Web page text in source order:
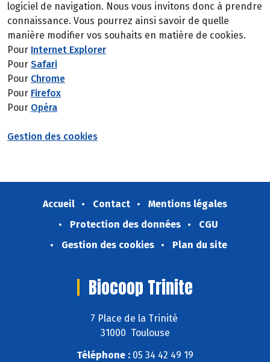
logiciel de navigation. Nous vous invitons donc à prendre
connaissance. Vous pourrez ainsi savoir de quelle
manière modifier vos souhaits en matière de cookies.
Pour Internet Explorer
Pour Safari
Pour Chrome
Pour Firefox
Pour Opéra
Gestion des cookies
Accueil Contact
Mentions légales
Protection des données
CGU
Gestion des cookies
Plan du site
Biocoop Trinite
7 Place de la Trinité
31000 Toulouse
Téléphone : 05 34 42 49 19